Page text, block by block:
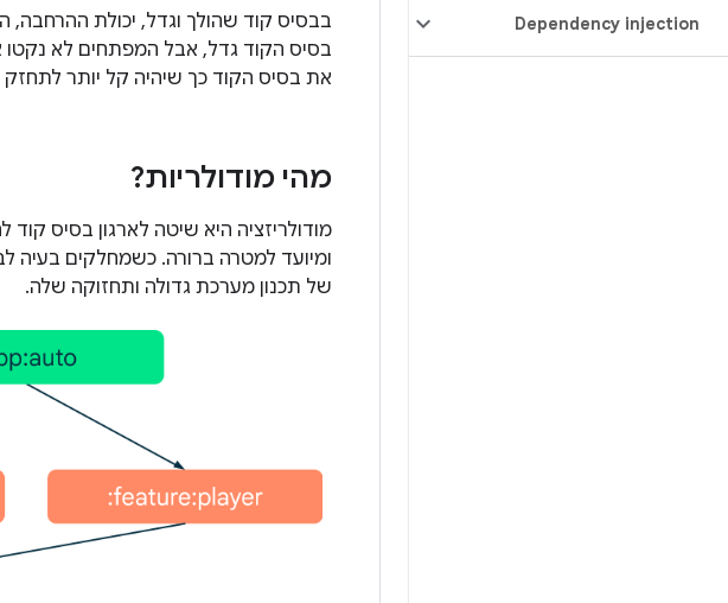
Dependency injection
בבסיס קוד שהולך וגדל, יכולת ההרחבה,
בסיס הקוד גדל, אבל המפתחים לא נקטו
את בסיס הקוד כך שיהיה קל יותר לתחזק
מהי מודולריות?
מודולריזציה היא שיטה לארגון בסיס
ומיועד למטרה ברורה. כשמחלקים בעיה
של תכנון מערכת גדולה ותחזוקה שלה.